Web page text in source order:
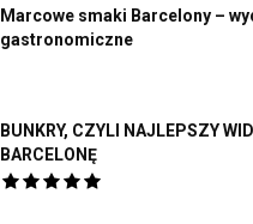
Marcowe smaki Barcelony –
gastronomiczne
BUNKRY, CZYLI NAJLEPSZY
BARCELONĘ